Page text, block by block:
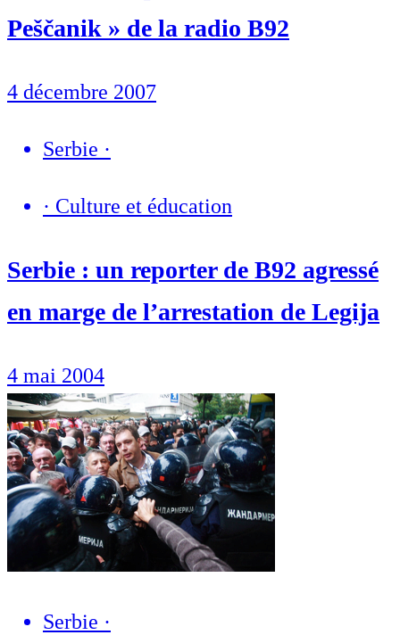
Peščanik » de la radio B92
4 décembre 2007
Serbie ·
· Culture et éducation
Serbie : un reporter de B92 agressé
en marge de l’arrestation de Legija
4 mai 2004
Serbie ·